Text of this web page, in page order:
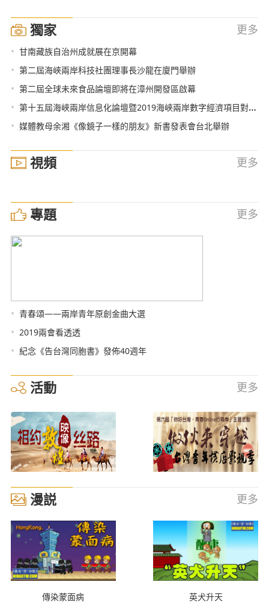
獨家 更多
• 甘南藏族自治州成就展在京開幕
• 第二屆海峽兩岸科技社團理事長沙龍在廈門舉辦
• 第二屆全球未來食品論壇即將在漳州開發區啟幕
• 第十五屆海峽兩岸信息化論壇暨2019海峽兩岸數字經濟項目對接洽談會在廈門舉辦
• 媒體教母余湘《像鏡子一樣的朋友》新書發表會台北舉辦
視頻 更多
專題 更多
• 青春頌——兩岸青年原創金曲大選
• 2019兩會看透透
• 紀念《告台灣同胞書》發佈40週年
活動 更多
漫説 更多
傳染蒙面病 英犬升天